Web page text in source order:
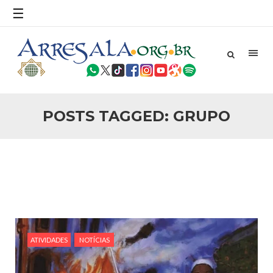
☰
POSTS TAGGED: GRUPO
do terrorismo não
25 DE SETEMBRO DE 2010
Necessárias Considerações Sobre o
Conflito
Por: Ahmed Ismail Introdução O presente artigo resume as
Em nome de Deus, O Clemente, O Misericordioso! O Centro
Islâmico no Brasil parabeniza a nação islâmica pela chegada
no ano novo muçulmano de 1435 Hejrita. Desejamos a
todos os irmãos e irmãs um novo
ATIVIDADES NOTÍCIAS